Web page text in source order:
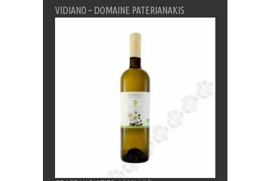
VIDIANO – DOMAINE PATERIANAKIS